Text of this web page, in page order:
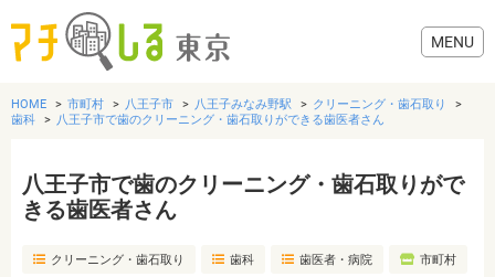
グルメ
美容・健康
HOME 市町村 八王子市 八王子みなみ野駅
クリーニング・歯石取り
歯科
八王子市で歯のクリーニング・歯石取りができる歯医者さん
八王子市で歯のクリーニング・歯石取りがで
きる歯医者さん
クリーニング・歯石取り 歯科 歯医者・病院 市町村